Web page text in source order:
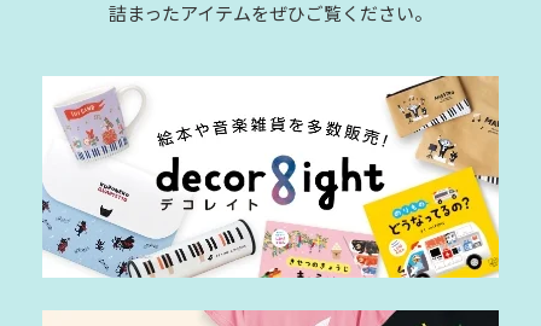
詰まったアイテムをぜひご覧ください。